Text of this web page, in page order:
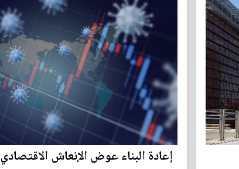
إعادة البناء عوض الإنعاش الاقتصادي